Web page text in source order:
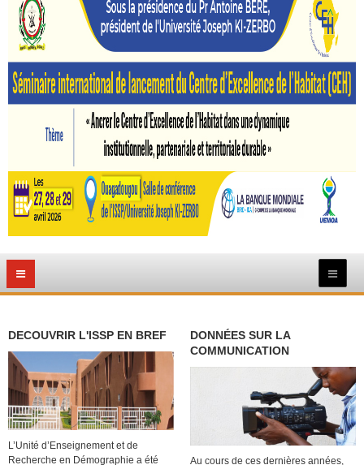
DECOUVRIR L'ISSP EN BREF
L’Unité d’Enseignement et de
Recherche en Démographie a été
DONNÉES SUR LA
COMMUNICATION
Au cours de ces dernières années,